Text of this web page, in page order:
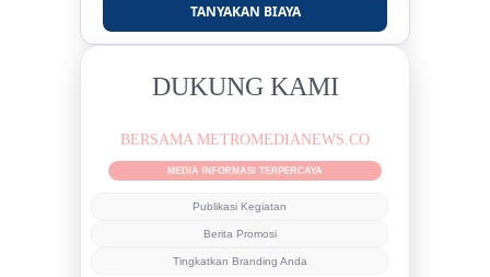
TANYAKAN BIAYA
DUKUNG KAMI
BERSAMA METROMEDIANEWS.CO
MEDIA INFORMASI TERPERCAYA
Publikasi Kegiatan
Berita Promosi
Tingkatkan Branding Anda